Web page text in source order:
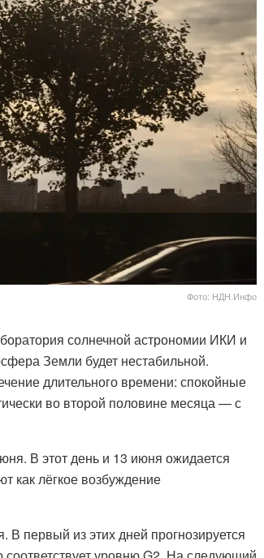
Фото: НДН.Инфо
солнечной астрономии ИКИ и
Земли будет нестабильной.
длительного времени: спокойные
во второй половине месяца — с
В этот день и 13 июня ожидается
как лёгкое возбуждение
первый из этих дней прогнозируется